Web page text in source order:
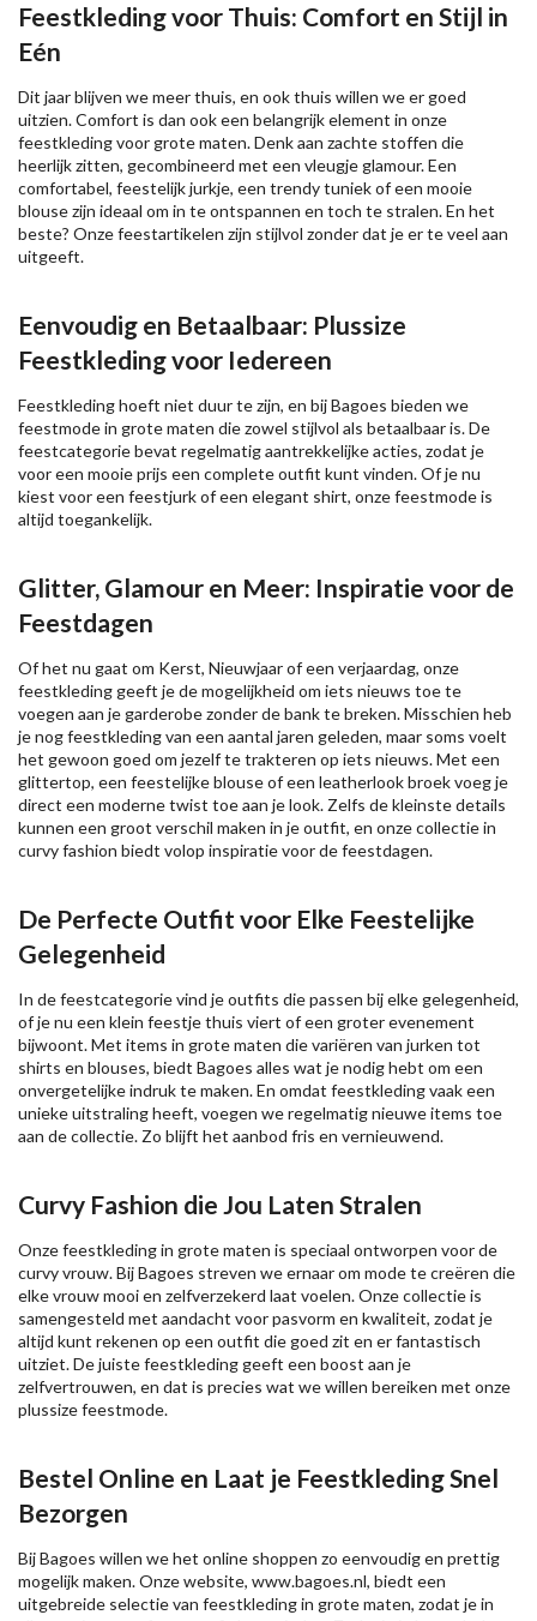
Feestkleding voor Thuis: Comfort en Stijl in
Eén
Dit jaar blijven we meer thuis, en ook thuis willen we er goed
uitzien. Comfort is dan ook een belangrijk element in onze
feestkleding voor grote maten. Denk aan zachte stoffen die
heerlijk zitten, gecombineerd met een vleugje glamour. Een
comfortabel, feestelijk jurkje, een trendy tuniek of een mooie
blouse zijn ideaal om in te ontspannen en toch te stralen. En het
beste? Onze feestartikelen zijn stijlvol zonder dat je er te veel aan
uitgeeft.
Eenvoudig en Betaalbaar: Plussize
Feestkleding voor Iedereen
Feestkleding hoeft niet duur te zijn, en bij Bagoes bieden we
feestmode in grote maten die zowel stijlvol als betaalbaar is. De
feestcategorie bevat regelmatig aantrekkelijke acties, zodat je
voor een mooie prijs een complete outfit kunt vinden. Of je nu
kiest voor een feestjurk of een elegant shirt, onze feestmode is
altijd toegankelijk.
Glitter, Glamour en Meer: Inspiratie voor de
Feestdagen
Of het nu gaat om Kerst, Nieuwjaar of een verjaardag, onze
feestkleding geeft je de mogelijkheid om iets nieuws toe te
voegen aan je garderobe zonder de bank te breken. Misschien heb
je nog feestkleding van een aantal jaren geleden, maar soms voelt
het gewoon goed om jezelf te trakteren op iets nieuws. Met een
glittertop, een feestelijke blouse of een leatherlook broek voeg je
direct een moderne twist toe aan je look. Zelfs de kleinste details
kunnen een groot verschil maken in je outfit, en onze collectie in
curvy fashion biedt volop inspiratie voor de feestdagen.
De Perfecte Outfit voor Elke Feestelijke
Gelegenheid
In de feestcategorie vind je outfits die passen bij elke gelegenheid,
of je nu een klein feestje thuis viert of een groter evenement
bijwoont. Met items in grote maten die variëren van jurken tot
shirts en blouses, biedt Bagoes alles wat je nodig hebt om een
onvergetelijke indruk te maken. En omdat feestkleding vaak een
unieke uitstraling heeft, voegen we regelmatig nieuwe items toe
aan de collectie. Zo blijft het aanbod fris en vernieuwend.
Curvy Fashion die Jou Laten Stralen
Onze feestkleding in grote maten is speciaal ontworpen voor de
curvy vrouw. Bij Bagoes streven we ernaar om mode te creëren die
elke vrouw mooi en zelfverzekerd laat voelen. Onze collectie is
samengesteld met aandacht voor pasvorm en kwaliteit, zodat je
altijd kunt rekenen op een outfit die goed zit en er fantastisch
uitziet. De juiste feestkleding geeft een boost aan je
zelfvertrouwen, en dat is precies wat we willen bereiken met onze
plussize feestmode.
Bestel Online en Laat je Feestkleding Snel
Bezorgen
Bij Bagoes willen we het online shoppen zo eenvoudig en prettig
mogelijk maken. Onze website, www.bagoes.nl, biedt een
uitgebreide selectie van feestkleding in grote maten, zodat je in